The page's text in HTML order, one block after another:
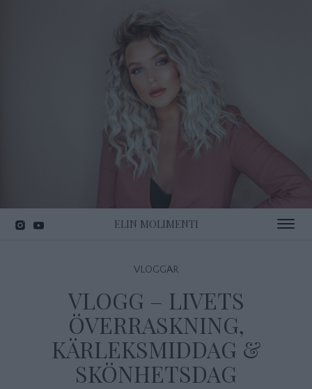
ELIN MOLIMENTI Toggle
VLOGGAR
VLOGG – LIVETS
ÖVERRASKNING,
KÄRLEKSMIDDAG &
SKÖNHETSDAG